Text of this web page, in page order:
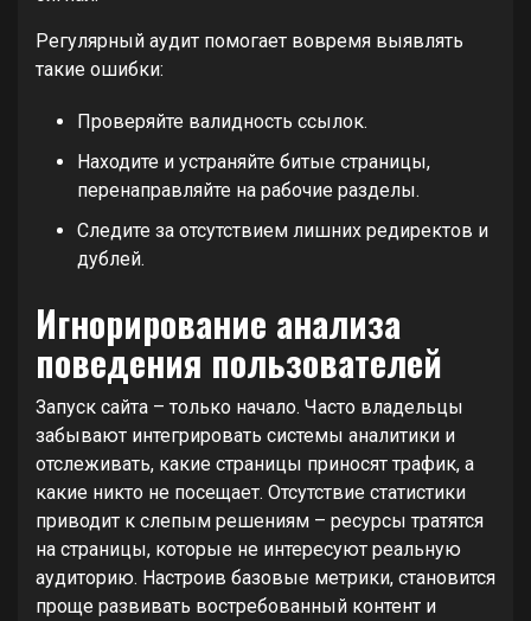
Регулярный аудит помогает вовремя выявлять
такие ошибки:
Проверяйте валидность ссылок.
Находите и устраняйте битые страницы,
перенаправляйте на рабочие разделы.
Следите за отсутствием лишних редиректов и
дублей.
Игнорирование анализа
поведения пользователей
Запуск сайта – только начало. Часто владельцы
забывают интегрировать системы аналитики и
отслеживать, какие страницы приносят трафик, а
какие никто не посещает. Отсутствие статистики
приводит к слепым решениям – ресурсы тратятся
на страницы, которые не интересуют реальную
аудиторию. Настроив базовые метрики, становится
проще развивать востребованный контент и